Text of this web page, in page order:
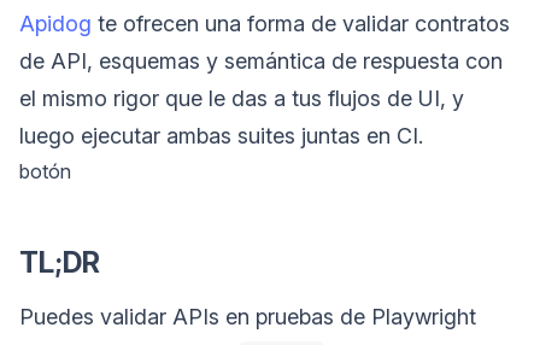
Apidog te ofrecen una forma de validar contratos
de API, esquemas y semántica de respuesta con
el mismo rigor que le das a tus flujos de UI, y
luego ejecutar ambas suites juntas en CI.
botón
TL;DR
Puedes validar APIs en pruebas de Playwright